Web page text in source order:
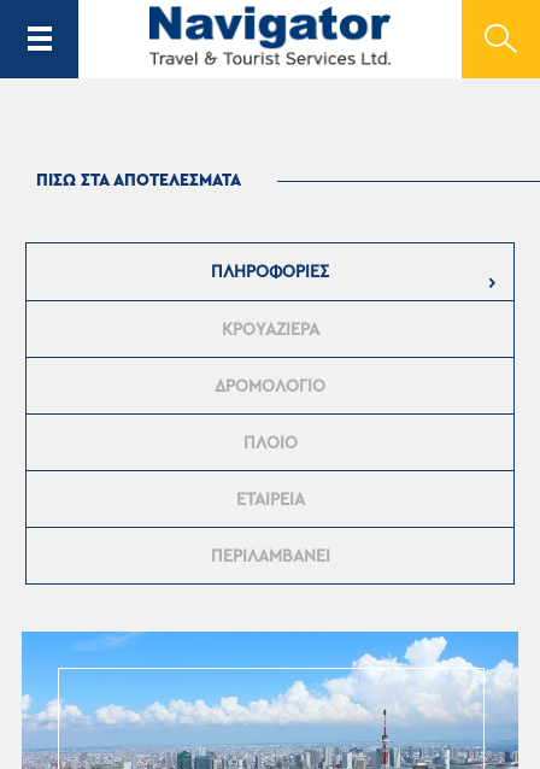
ΠΙΣΩ ΣΤΑ ΑΠΟΤΕΛΕΣΜΑΤΑ
ΠΛΗΡΟΦΟΡΙΕΣ
ΚΡΟΥΑΖΙΕΡΑ
ΔΡΟΜΟΛΟΓΙΟ
ΠΛΟΙΟ
ΕΤΑΙΡΕΙΑ
ΠΕΡΙΛΑΜΒΑΝΕΙ